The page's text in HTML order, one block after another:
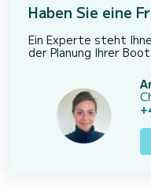
Haben Sie eine
Ein Experte steht
der Planung Ihrer